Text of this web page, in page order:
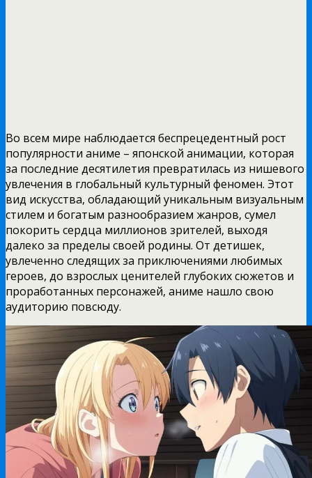
Во всем мире наблюдается беспрецедентный рост
популярности аниме – японской анимации, которая
за последние десятилетия превратилась из нишевого
увлечения в глобальный культурный феномен. Этот
вид искусства, обладающий уникальным визуальным
стилем и богатым разнообразием жанров, сумел
покорить сердца миллионов зрителей, выходя
далеко за пределы своей родины. От детишек,
увлеченно следящих за приключениями любимых
героев, до взрослых ценителей глубоких сюжетов и
проработанных персонажей, аниме нашло свою
аудиторию повсюду.